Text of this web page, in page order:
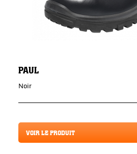
PAUL
Noir
VOIR LE PRODUIT